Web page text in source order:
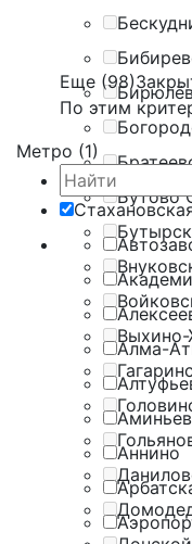
Бутово
Еще (98)
По этим
Метро (1)
Алма-
Аннино